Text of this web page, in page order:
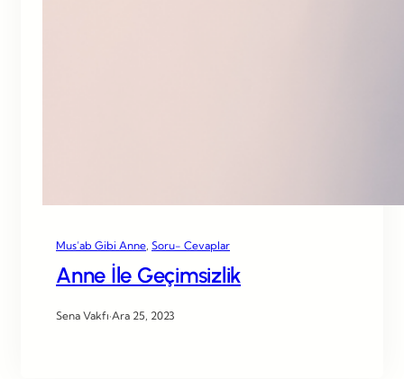
Mus’ab Gibi Anne Soru- Cevaplar
Anne İle Geçimsizlik
Sena Vakfı·Ara 25, 2023